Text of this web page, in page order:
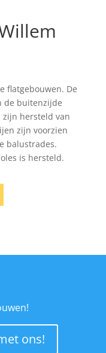
flatgebouwen. De
de buitenzijde
zijn hersteld van
zijn voorzien
balustrades.
is hersteld.
ons!